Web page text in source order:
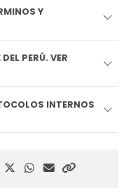
PERÚ. VER
INTERNOS